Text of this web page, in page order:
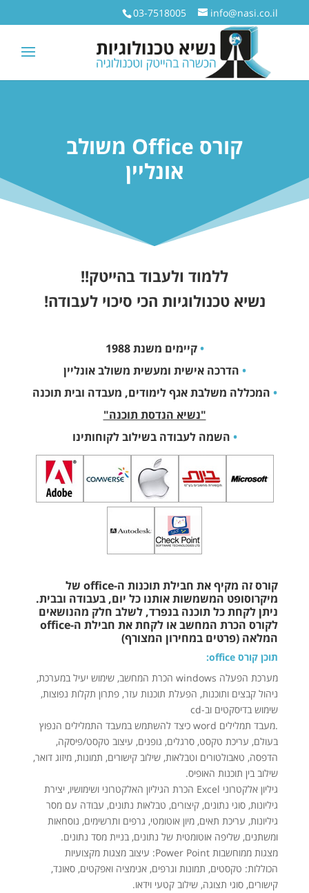
03-7518005 info@nasi.co.il
קורס Office משולב
אונליין
ללמוד ולעבוד בהייטק!!
נשיא טכנולוגיות הכי סיכוי לעבודה!
•קיימים משנת 1988
• הדרכה אישית ומעשית משולב אונליין
• המכללה משלבת אגף לימודים, מעבדה ובית תוכנה
"נשיא הנדסת תוכנה"
• השמה לעבודה בשילוב לקוחותינו
קורס זה מקיף את חבילת תוכנות ה-office של
מיקרוסופט המשמשות אותנו כל יום, בעבודה ובבית.
ניתן לקחת כל תוכנה בנפרד, לשלב חלק מהנושאים
לקורס הכרת המחשב או לקחת את חבילת ה-office
המלאה (פרטים במחירון המצורף)
תוכן קורס office:
מערכת הפעלה windows הכרת המחשב, שימוש יעיל במערכת,
ניהול קבצים ותוכנות, הפעלת תוכנות עזר, פתרון תקלות נפוצות,
שימוש בדיסקטים וב-cd
.מעבד תמלילים word כיצד להשתמש במעבד התמלילים הנפוץ
בעולם, עריכת טקסט, סרגלים, גופנים, עיצוב טקסט/פיסקה,
הדפסה, טאבולטורים וטבלאות, שילוב קישורים, תמונות, מיזוג דואר,
שילוב בין תוכנות האופיס.
גיליון אלקטרוני Excel הכרת הגיליון האלקטרוני ושימושיו, יצירת
גיליונות, סוגי נתונים, קיצורים, טבלאות נתונים, עבודה עם מסר
גיליונות, עריכת תאים, מיון אוטומטי, גרפים ותרשימים, נוסחאות
ומשתנים, שליפה אוטומטית של נתונים, בניית מסד נתונים.
מצגות ממוחשבות Power Point: עיצוב מצגות מקצועיות
הכוללות: טקסטים, תמונות וגרפים, אנימציה ואפקטים, סאונד,
קישורים, סוגי תצוגה, שילוב קטעי וידאו.